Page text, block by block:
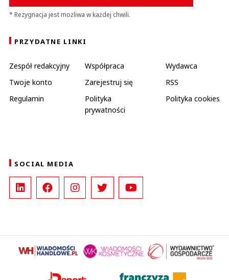
* Rezygnacja jest możliwa w każdej chwili.
PRZYDATNE LINKI
Zespół redakcyjny Współpraca
Wydawca
Twoje konto
Zarejestruj się
RSS
Regulamin
Polityka
prywatności
Polityka cookies
SOCIAL MEDIA